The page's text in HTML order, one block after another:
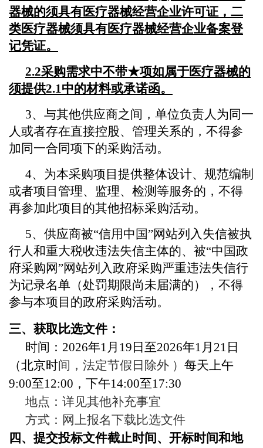
器械的须具有医疗器械经营企业许可证，二
类医疗器械须具有医疗器械经营企业备案登
记凭证。
2.2采购需求中不带★项如属于医疗器械的
须提供2.1中的材料或承诺函。
3、与其他供应商之间，单位负责人为同一
人或者存在直接控股、管理关系的，不得参
加同一合同项下的采购活动。
4、为本采购项目提供整体设计、规范编制
或者项目管理、监理、检测等服务的，不得
再参加此项目的其他招标采购活动。
5、供应商被“信用中国”网站列入失信被执
行人和重大税收违法失信主体的、被“中国政
府采购网”网站列入政府采购严重违法失信行
为记录名单（处罚期限尚未届满的），不得
参与本项目的政府采购活动。
三、获取比选文件：
时间：2026年1月19日至2026年1月21日
（北京时间，法定节假日除外 ） 每天上午
9:00至12:00，下午14:00至17:30
地点：详见其他补充事宜
方式：网上报名下载比选文件
四、提交投标文件截止时间、开标时间和地